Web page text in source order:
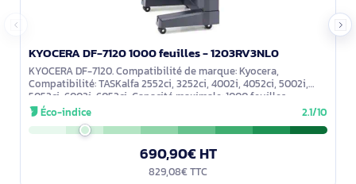
KYOCERA DF-7120 1000 feuilles - 1203RV3NL0
KYOCERA DF-7120. Compatibilité de marque: Kyocera,
Compatibilité: TASKalfa 2552ci, 3252ci, 4002i, 4052ci, 5002i,
5052ci, 6002i, 6052ci, Capacité maximale: 1000 feuilles
Éco-indice
2.1/10
690,90€ HT
829,08€ TTC